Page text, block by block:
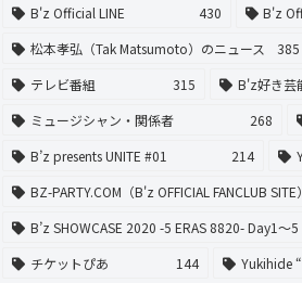
B'z Official LINE
430 B'z
松本孝弘（Tak Matsumoto）のニュース
385
テレビ番組
315 B'z好き芸
ミュージシャン・関係者
268
B’z presents UNITE #01
214
BZ-PARTY.COM（B'z OFFICIAL FANCLUB SITE）
B’z SHOWCASE 2020 -5 ERAS 8820- Day1〜5
チケットぴあ
144 Yukihide